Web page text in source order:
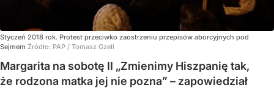
Styczeń 2018 rok. Protest przeciwko zaostrzeniu przepisów aborcyjnych pod
Sejmem Źródło: PAP / Tomasz Gzell
Margarita na sobotę II „Zmienimy Hiszpanię tak,
że rodzona matka jej nie pozna” – zapowiedział